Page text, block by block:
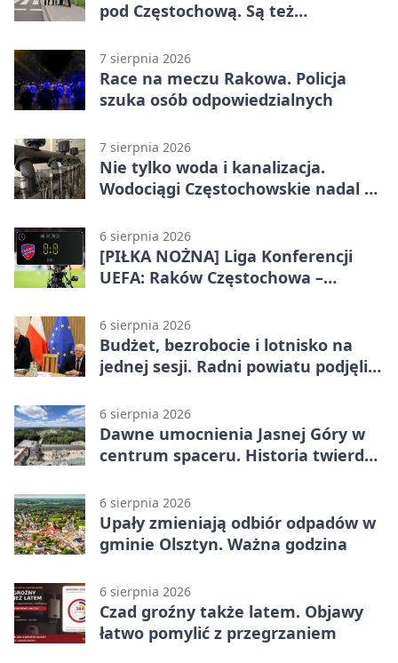
pod Częstochową. Są też
7 sierpnia 2026
Race na meczu Rakowa. Policja
szuka osób odpowiedzialnych
7 sierpnia 2026
Nie tylko woda i kanalizacja.
Wodociągi Częstochowskie nadal w
6 sierpnia 2026
[PIŁKA NOŻNA] Liga Konferencji
UEFA: Raków Częstochowa –
meczu III rundy eliminacji
6 sierpnia 2026
Budżet, bezrobocie i lotnisko na
jednej sesji. Radni powiatu podjęli
6 sierpnia 2026
Dawne umocnienia Jasnej Góry w
centrum spaceru. Historia twierdzy
6 sierpnia 2026
Upały zmieniają odbiór odpadów w
gminie Olsztyn. Ważna godzina
6 sierpnia 2026
Czad groźny także latem. Objawy
łatwo pomylić z przegrzaniem